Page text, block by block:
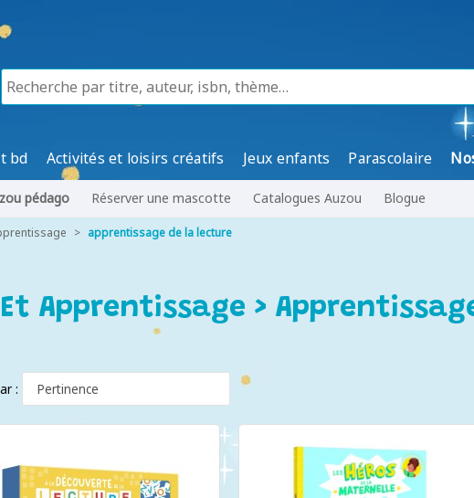
bd Activités et loisirs créatifs Jeux enfants Parascolaire
pédago Réserver une mascotte Catalogues Auzou Blogue
apprentissage de la lecture
Apprentissage >
: